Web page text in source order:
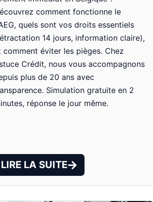
comment fonctionne le
quels sont vos droits essentiels
14 jours, information claire),
comment éviter les pièges. Chez
Crédit, nous vous accompagnons
plus de 20 ans avec
Simulation gratuite en 2
réponse le jour même.
LIRE LA SUITE